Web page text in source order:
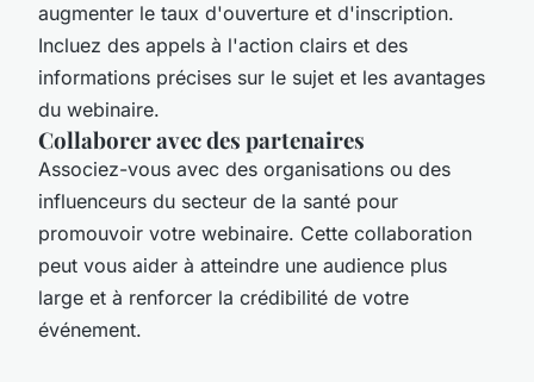
augmenter le taux d'ouverture et d'inscription.
Incluez des appels à l'action clairs et des
informations précises sur le sujet et les avantages
du webinaire.
Collaborer avec des partenaires
Associez-vous avec des organisations ou des
influenceurs du secteur de la santé pour
promouvoir votre webinaire. Cette collaboration
peut vous aider à atteindre une audience plus
large et à renforcer la crédibilité de votre
événement.